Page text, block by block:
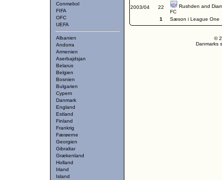
Conmebol
FIFA
OFC
UEFA
Albanien
Andorra
Armenien
Aserbajdsjan
Belarus
Belgien
Bosnien
Bulgarien
Cypern
Danmark
England
Estland
Finland
Frankrig
Færøerne
Georgien
Gibraltar
Grækenland
Holland
Irland
Island
2003/04 22
Rushden and
FC
1
Sæson i League One
©
Danmarks